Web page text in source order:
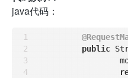
java代码：
public